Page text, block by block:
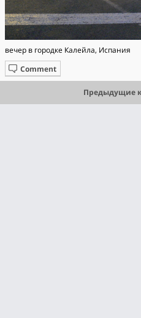
вечер в городке Калейла, Испания
Comment
Предыдущие